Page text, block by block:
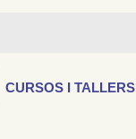
CURSOS I TALLERS